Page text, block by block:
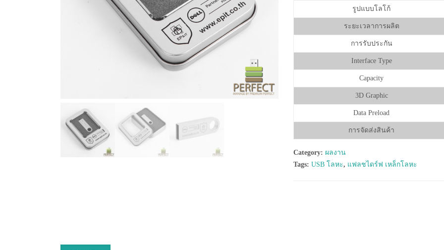
รูปแบบโลโก้
ระยะเวลาการผลิต
การรับประกัน
Interface Type
Capacity
3D Graphic
Data Preload
การจัดส่งสินค้า
Category: ผลงาน
Tags: USB โลหะ, แฟลชไดร์ฟ เหล็กโลหะ